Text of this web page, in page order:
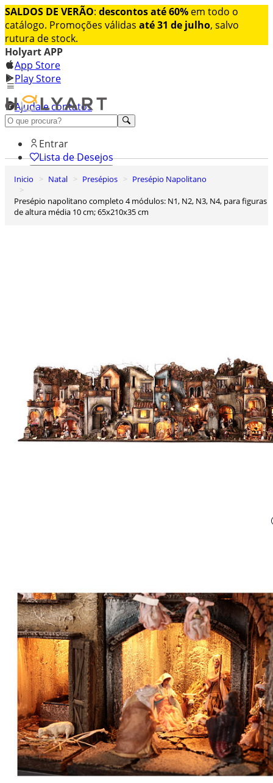
SALDOS DE VERÃO: descontos até 60% em todo o
catálogo. Promoções válidas até 31 de julho, salvo
rutura de stock.
Holyart APP
App Store
Play Store
Ajuda e contatos
Conheça premium
Entrar
Lista de Desejos
Inicio Natal Presépios
Presépio Napolitano
Presépio napolitano completo 4 módulos: N1, N2, N3, N4, para figuras
de altura média 10 cm; 65x210x35 cm